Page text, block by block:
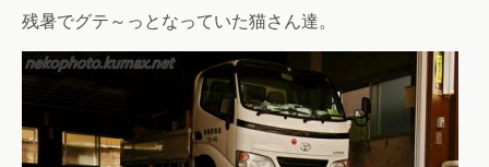
残暑でグテ～っとなっていた猫さん達。